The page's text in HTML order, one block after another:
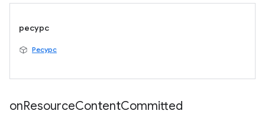
ресурс
Ресурс
onResourceContentCommitted